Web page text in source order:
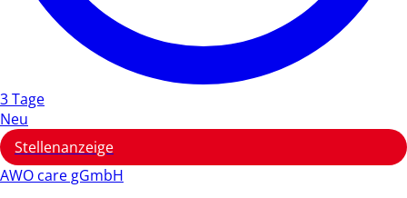
3 Tage
Neu
Stellenanzeige
AWO care gGmbH